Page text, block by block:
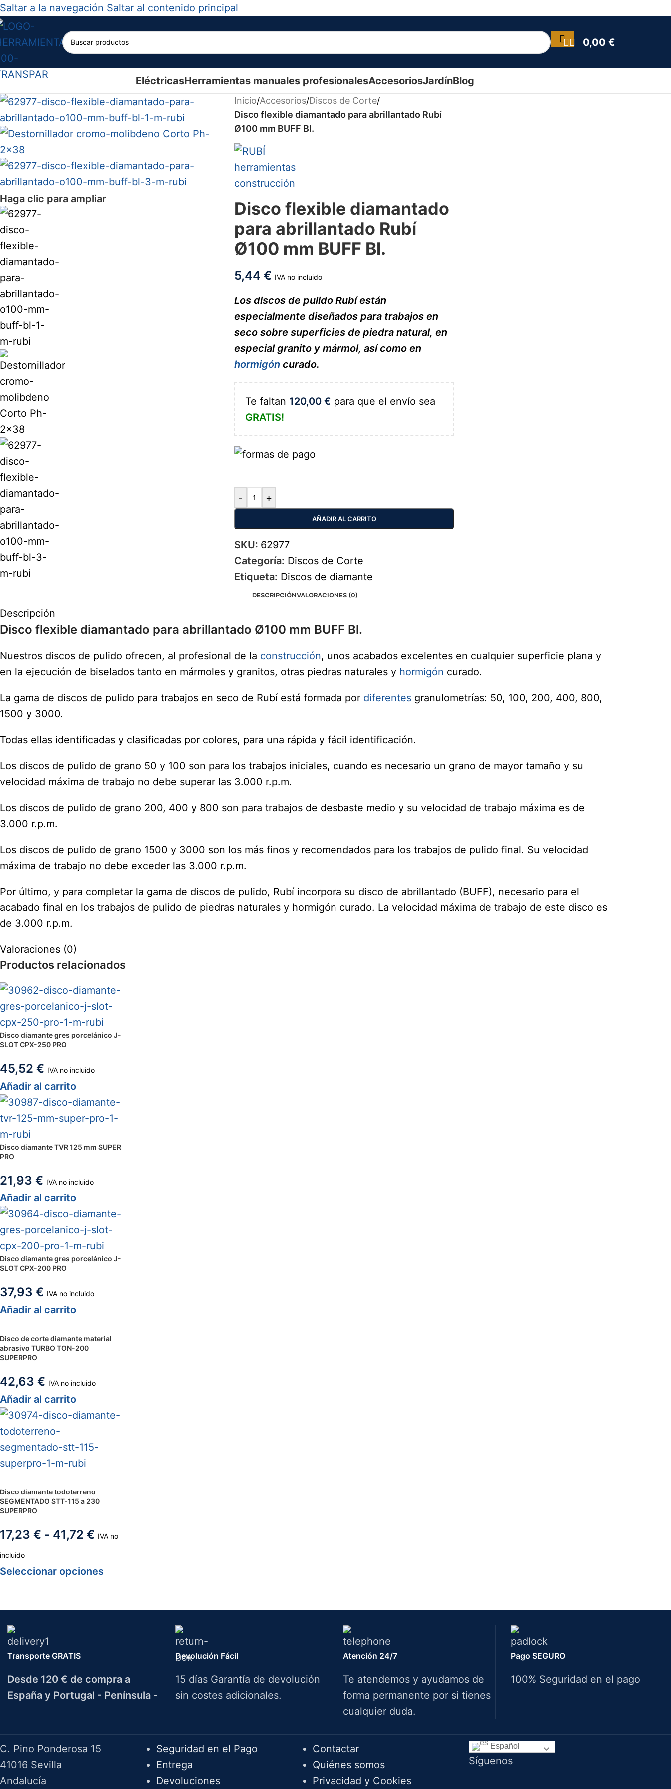
Saltar a la navegación Saltar al contenido principal
0,00 €
EléctricasHerramientas manuales profesionalesAccesoriosJardínBlog
Haga clic para ampliar
Inicio/Accesorios/Discos de Corte/
Disco flexible diamantado para abrillantado Rubí
Ø100 mm BUFF Bl.
Disco flexible diamantado
para abrillantado Rubí
Ø100 mm BUFF Bl.
5,44€ IVA no incluido
Los discos de pulido Rubí están
especialmente diseñados para trabajos en
seco sobre superficies de piedra natural, en
especial granito y mármol, así como en
hormigón curado.
Te faltan 120,00€ para que el envío sea
GRATIS!
- +
AÑADIR AL CARRITO
SKU: 62977
Categoría: Discos de Corte
Etiqueta: Discos de diamante
DESCRIPCIÓNVALORACIONES (0)
Descripción
Disco flexible diamantado para abrillantado Ø100 mm BUFF Bl.
Nuestros discos de pulido ofrecen, al profesional de la construcción, unos acabados excelentes en cualquier superficie plana y
en la ejecución de biselados tanto en mármoles y granitos, otras piedras naturales y hormigón curado.
La gama de discos de pulido para trabajos en seco de Rubí está formada por diferentes granulometrías: 50, 100, 200, 400, 800,
1500 y 3000.
Todas ellas identificadas y clasificadas por colores, para una rápida y fácil identificación.
Los discos de pulido de grano 50 y 100 son para los trabajos iniciales, cuando es necesario un grano de mayor tamaño y su
velocidad máxima de trabajo no debe superar las 3.000 r.p.m.
Los discos de pulido de grano 200, 400 y 800 son para trabajos de desbaste medio y su velocidad de trabajo máxima es de
3.000 r.p.m.
Los discos de pulido de grano 1500 y 3000 son los más finos y recomendados para los trabajos de pulido final. Su velocidad
máxima de trabajo no debe exceder las 3.000 r.p.m.
Por último, y para completar la gama de discos de pulido, Rubí incorpora su disco de abrillantado (BUFF), necesario para el
acabado final en los trabajos de pulido de piedras naturales y hormigón curado. La velocidad máxima de trabajo de este disco es
de 3.000 r.p.m.
Valoraciones (0)
Productos relacionados
Disco diamante gres porcelánico J-
SLOT CPX-250 PRO
45,52 € IVA no incluido
Añadir al carrito
Disco diamante TVR 125 mm SUPER
PRO
21,93 € IVA no incluido
Añadir al carrito
Disco diamante gres porcelánico J-
SLOT CPX-200 PRO
37,93 € IVA no incluido
Añadir al carrito
Disco de corte diamante material
abrasivo TURBO TON-200
SUPERPRO
42,63 € IVA no incluido
Añadir al carrito
Disco diamante todoterreno
SEGMENTADO STT-115 a 230
SUPERPRO
17,23 € - 41,72 € IVA no
incluido
Seleccionar opciones
Transporte GRATIS
Desde 120 € de compra a
España y Portugal - Península -
Devolución Fácil
15 días Garantía de devolución
sin costes adicionales.
Atención 24/7
Te atendemos y ayudamos de
forma permanente por si tienes
cualquier duda.
Pago SEGURO
100% Seguridad en el pago
C. Pino Ponderosa 15
41016 Sevilla
Andalucía
Seguridad en el Pago
Entrega
Devoluciones
Contactar
Quiénes somos
Privacidad y Cookies
Idiomas
Español
Síguenos